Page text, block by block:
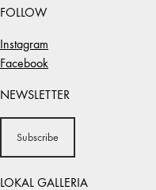
FOLLOW
Instagram
Facebook
NEWSLETTER
Subscribe
LOKAL GALLERIA